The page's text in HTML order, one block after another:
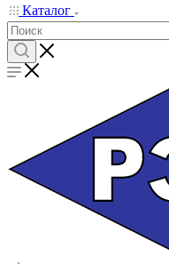
Каталог